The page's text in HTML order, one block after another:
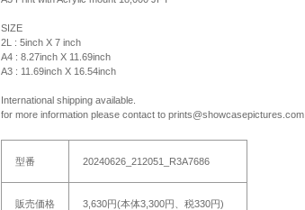
SIZE
2L : 5inch X 7 inch
A4 : 8.27inch X 11.69inch
A3 : 11.69inch X 16.54inch
International shipping available.
for more information please contact to prints@showcasepictures.com
型番 20240626_212051_R3A7686
販売価格 3,630円(本体3,300円、税330円)